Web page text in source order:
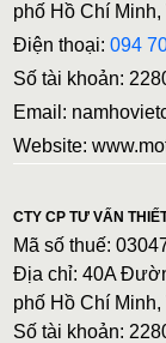
phố Hồ Chí
Điện thoại:094
Số tài khoản:
Email:
Website:
CTY CP TƯ VẤN
Mã số thuế:
Địa chỉ: 40A
phố Hồ Chí
Số tài khoản: